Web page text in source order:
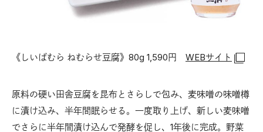
《しいばむら ねむらせ豆腐》80g 1,590円 WEBサイト
原料の硬い田舎豆腐を昆布とさらしで包み、麦味噌の味噌樽
に漬け込み、半年間眠らせる。一度取り上げ、新しい麦味噌
でさらに半年間漬け込んで発酵を促し、1年後に完成。野菜